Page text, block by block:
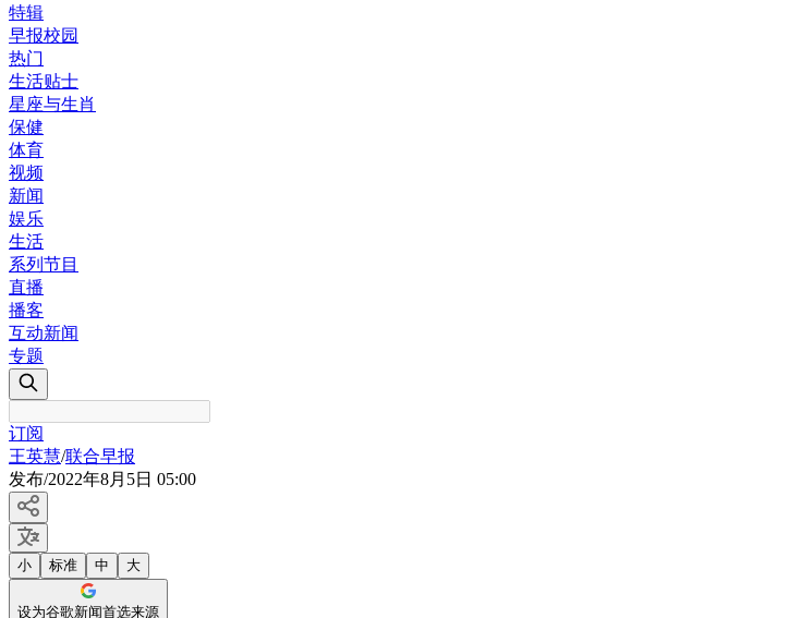
特辑
早报校园
热门
生活贴士
星座与生肖
保健
体育
视频
新闻
娱乐
生活
系列节目
直播
播客
互动新闻
专题
订阅
王英慧/联合早报
发布/2022年8月5日 05:00
小 标准 中 大
设为谷歌新闻首选来源